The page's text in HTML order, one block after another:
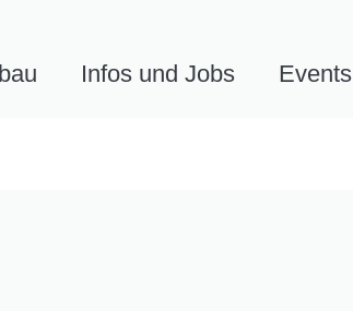
Infos und Jobs Events